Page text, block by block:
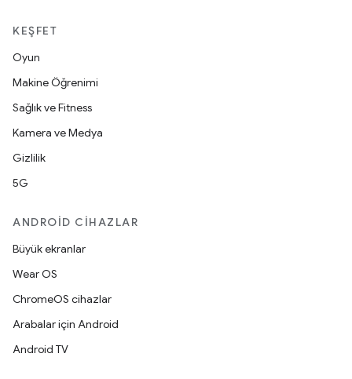
KEŞFET
Oyun
Makine Öğrenimi
Sağlık ve Fitness
Kamera ve Medya
Gizlilik
5G
ANDROID CIHAZLAR
Büyük ekranlar
Wear OS
ChromeOS cihazlar
Arabalar için Android
Android TV